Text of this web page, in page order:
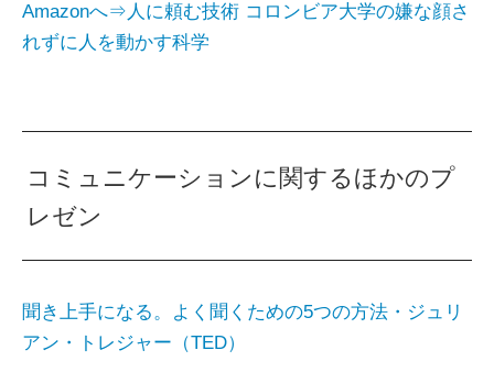
Amazonへ⇒人に頼む技術 コロンビア大学の嫌な顔さ
れずに人を動かす科学
コミュニケーションに関するほかのプ
レゼン
聞き上手になる。よく聞くための5つの方法・ジュリ
アン・トレジャー（TED）